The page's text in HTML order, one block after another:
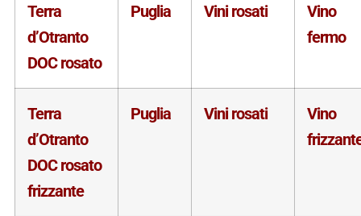
Terra
d’Otranto
DOC rosato
Puglia Vini rosati
Vino
fermo
Terra
d’Otranto
DOC rosato
frizzante
Puglia Vini rosati
Vino